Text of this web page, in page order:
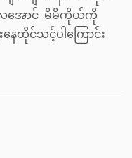
ေအောင် မိမိကိုယ်ကို
နေထိုင်သင့်ပါကြောင်း